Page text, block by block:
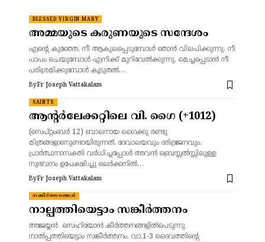
BLESSED VIRGIN MARY
അമ്മയുടെ കരുണയുടെ സന്ദേശം
എന്റെ കുഞ്ഞേ, നീ ആകുലപ്പെടുമ്പോൾ ഞാൻ വിലപിക്കുന്നു. നീ
പാപം ചെയുമ്പോൾ എനിക്ക് മുറിവേൽക്കുന്നു. മെച്ചപ്പെടാൻ നീ
പരിശ്രമിക്കുമ്പോൾ കൂടുതൽ…
ByFr Joseph Vattakalam
SAINTS
ആന്റർലേക്കറ്റിലെ വി. ഗൈ (+1012)
(സെപ്റ്റംബർ 12) ബാലനായ ഗൈക്കു രണ്ടു
മിത്രങ്ങളാണുണ്ടായിരുന്നത്. ദേവാലയവും ദരിദ്രജനവും.
പ്രാർത്ഥനാസക്തി വർധിച്ചപ്പോൾ അവൻ ബ്രെസ്സൽസ്സിലുള്ള
സ്വഭവനം ഉപേക്ഷിച്ചു ലെർക്കനിൽ…
ByFr Joseph Vattakalam
സങ്കീർത്തനങ്ങൾ
നാല്പത്തിയെട്ടാം സങ്കീർത്തനം
അജയ്യൻ സെഹിയോൻ കീർത്തനങ്ങളിൽപെടുന്നു
നാൽപ്പത്തിയെട്ടാം സങ്കീർത്തനം. വാ.1-3 ദൈവത്തിന്റെ